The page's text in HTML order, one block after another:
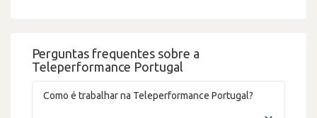
Perguntas frequentes sobre a
Teleperformance Portugal
Como é trabalhar na Teleperformance Portugal?